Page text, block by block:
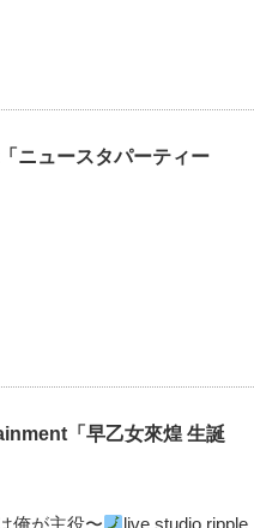
ニュースタパーティー
「早乙女來煌 生誕
俺が主役〜 live studio ripple